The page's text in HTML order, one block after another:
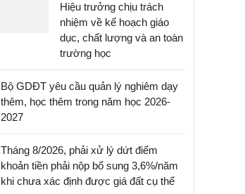
Hiệu trưởng chịu trách
nhiệm về kế hoạch giáo
dục, chất lượng và an toàn
trường học
Bộ GDĐT yêu cầu quản lý nghiêm dạy
thêm, học thêm trong năm học 2026-
2027
Tháng 8/2026, phải xử lý dứt điểm
khoản tiền phải nộp bổ sung 3,6%/năm
khi chưa xác định được giá đất cụ thể